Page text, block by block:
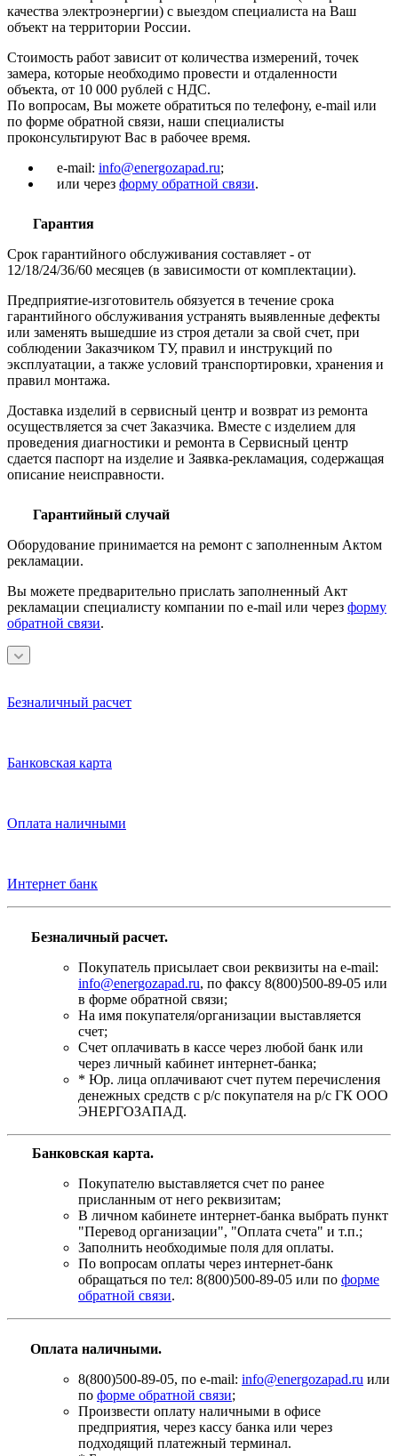
качества электроэнергии) с выездом специалиста на Ваш
объект на территории России.
Стоимость работ зависит от количества измерений, точек
замера, которые необходимо провести и отдаленности
объекта, от 10 000 рублей с НДС.
По вопросам, Вы можете обратиться по телефону, e-mail или
по форме обратной связи, наши специалисты
проконсультируют Вас в рабочее время.
e-mail: info@energozapad.ru;
или через форму обратной связи.
Гарантия
Срок гарантийного обслуживания составляет - от
12/18/24/36/60 месяцев (в зависимости от комплектации).
Предприятие-изготовитель обязуется в течение срока
гарантийного обслуживания устранять выявленные дефекты
или заменять вышедшие из строя детали за свой счет, при
соблюдении Заказчиком ТУ, правил и инструкций по
эксплуатации, а также условий транспортировки, хранения и
правил монтажа.
Доставка изделий в сервисный центр и возврат из ремонта
осуществляется за счет Заказчика. Вместе с изделием для
проведения диагностики и ремонта в Сервисный центр
сдается паспорт на изделие и Заявка-рекламация, содержащая
описание неисправности.
Гарантийный случай
Оборудование принимается на ремонт с заполненным Актом
рекламации.
Вы можете предварительно прислать заполненный Акт
рекламации специалисту компании по e-mail или через форму
обратной связи.
Безналичный расчет
Банковская карта
Оплата наличными
Интернет банк
Безналичный расчет.
Покупатель присылает свои реквизиты на e-mail:
info@energozapad.ru, по факсу 8(800)500-89-05 или
в форме обратной связи;
На имя покупателя/организации выставляется
счет;
Счет оплачивать в кассе через любой банк или
через личный кабинет интернет-банка;
* Юр. лица оплачивают счет путем перечисления
денежных средств с р/с покупателя на р/с ГК ООО
ЭНЕРГОЗАПАД.
Банковская карта.
Покупателю выставляется счет по ранее
присланным от него реквизитам;
В личном кабинете интернет-банка выбрать пункт
"Перевод организации", "Оплата счета" и т.п.;
Заполнить необходимые поля для оплаты.
По вопросам оплаты через интернет-банк
обращаться по тел: 8(800)500-89-05 или по форме
обратной связи.
Оплата наличными.
8(800)500-89-05, по e-mail: info@energozapad.ru или
по форме обратной связи;
Произвести оплату наличными в офисе
предприятия, через кассу банка или через
подходящий платежный терминал.